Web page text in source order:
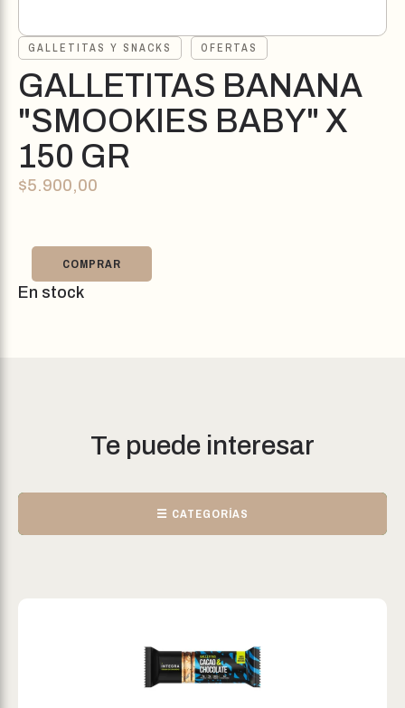
GALLETITAS Y SNACKS OFERTAS
GALLETITAS BANANA
"SMOOKIES BABY" X
150 GR
$5.900,00
COMPRAR
En stock
Te puede interesar
☰ CATEGORÍAS